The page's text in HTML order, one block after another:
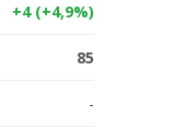
+4 (+4,9%)
85
-